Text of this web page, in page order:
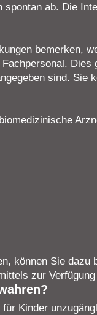
spontan ab. Die
bemerken,
Dies
sind. Sie
können Sie
zur
Kinder